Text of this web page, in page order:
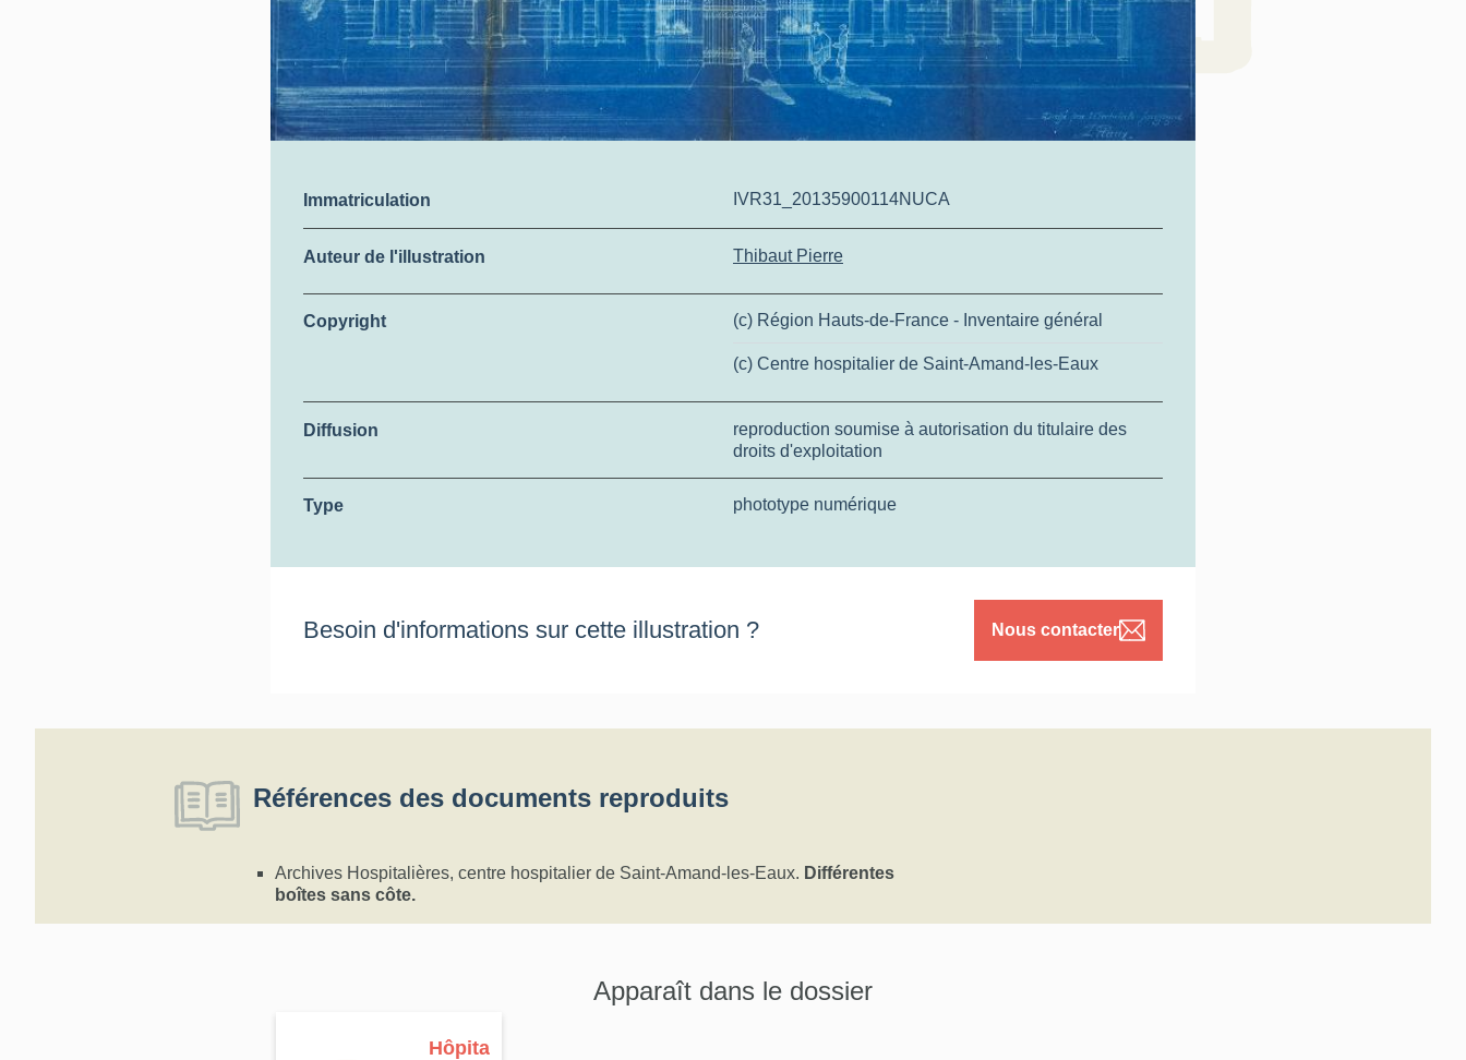
Immatriculation IVR31_20135900114NUCA
Auteur de l'illustration Thibaut Pierre
Copyright (c) Région Hauts-de-France - Inventaire général
(c) Centre hospitalier de Saint-Amand-les-Eaux
Diffusion
reproduction soumise à autorisation du titulaire des
droits d'exploitation
Type phototype numérique
Besoin d'informations sur cette illustration ? Nous contacter
Références des documents reproduits
Archives Hospitalières, centre hospitalier de Saint-Amand-les-Eaux. Différentes
boîtes sans côte.
Apparaît dans le dossier
Hôpita